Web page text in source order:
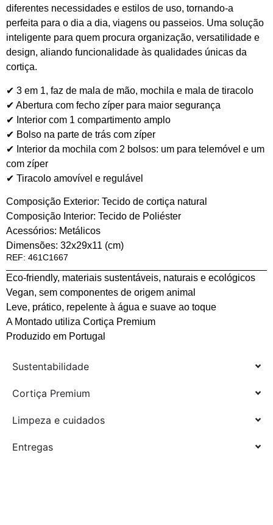
diferentes necessidades e estilos de uso, tornando-a
perfeita para o dia a dia, viagens ou passeios. Uma solução
inteligente para quem procura organização, versatilidade e
design, aliando funcionalidade às qualidades únicas da
cortiça.
✔ 3 em 1, faz de mala de mão, mochila e mala de tiracolo
✔ Abertura com fecho zíper para maior segurança
✔ Interior com 1 compartimento amplo
✔ Bolso na parte de trás com zíper
✔ Interior da mochila com 2 bolsos: um para telemóvel e um
com zíper
✔ Tiracolo amovível e regulável
Composição Exterior: Tecido de cortiça natural
Composição Interior: Tecido de Poliéster
Acessórios: Metálicos
Dimensões: 32x29x11 (cm)
REF: 461C1667
Eco-friendly, materiais sustentáveis, naturais e ecológicos
Vegan, sem componentes de origem animal
Leve, prático, repelente à água e suave ao toque
A Montado utiliza Cortiça Premium
Produzido em Portugal
Sustentabilidade
Cortiça Premium
Limpeza e cuidados
Entregas